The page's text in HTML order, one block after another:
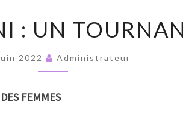
BURKINI :
: UN
2022 Administrateur
FEMMES